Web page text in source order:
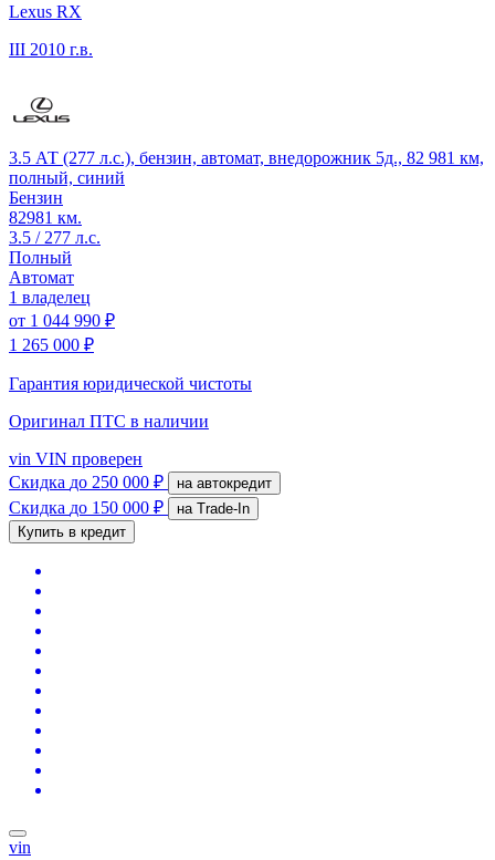
Lexus RX
III 2010 г.в.
3.5 АТ (277 л.с.), бензин, автомат, внедорожник 5д., 82 981 км,
полный, синий
Бензин
82981 км.
3.5 / 277 л.с.
Полный
Автомат
1 владелец
от 1 044 990 ₽
1 265 000 ₽
Гарантия юридической чистоты
Оригинал ПТС в наличии
vin VIN проверен
Скидка до 250 000 ₽ на автокредит
Скидка до 150 000 ₽
на Trade-In
Купить в кредит
vin